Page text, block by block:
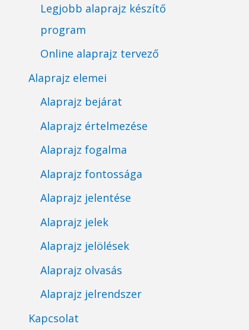
Legjobb alaprajz készítő
program
Online alaprajz tervező
Alaprajz elemei
Alaprajz bejárat
Alaprajz értelmezése
Alaprajz fogalma
Alaprajz fontossága
Alaprajz jelentése
Alaprajz jelek
Alaprajz jelölések
Alaprajz olvasás
Alaprajz jelrendszer
Kapcsolat